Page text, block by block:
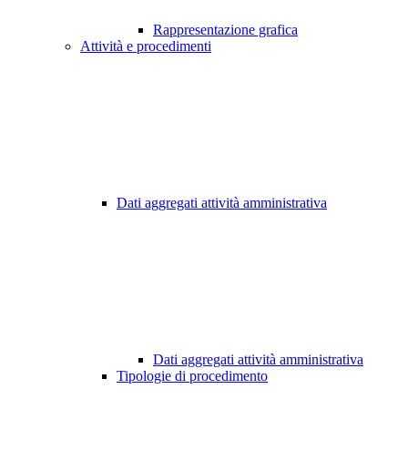
Rappresentazione grafica
Attività e procedimenti
Dati aggregati attività amministrativa
Dati aggregati attività amministrativa
Tipologie di procedimento